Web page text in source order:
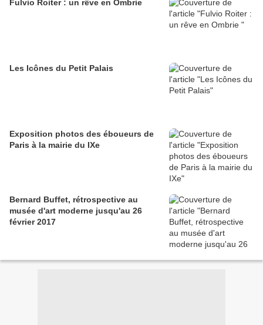
Fulvio Roiter : un rêve en Ombrie
Les Icônes du Petit Palais
Exposition photos des éboueurs de
Paris à la mairie du IXe
Bernard Buffet, rétrospective au
musée d'art moderne jusqu'au 26
février 2017